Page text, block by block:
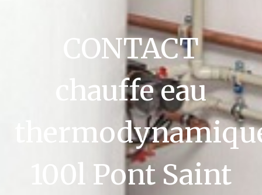
CONTACT
chauffe eau
100l Pont Saint